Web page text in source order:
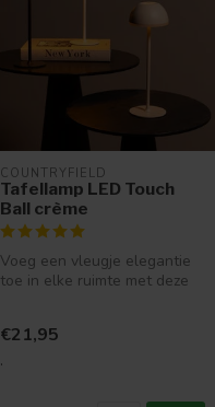
COUNTRYFIELD
Tafellamp LED Touch
Ball crème
Voeg een vleugje elegantie
toe in elke ruimte met deze
€21,95
.